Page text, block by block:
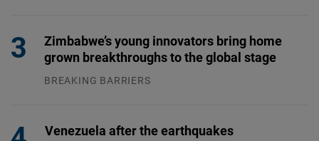
Zimbabwe’s young innovators bring home
grown breakthroughs to the global stage
BREAKING BARRIERS
Venezuela after the earthquakes